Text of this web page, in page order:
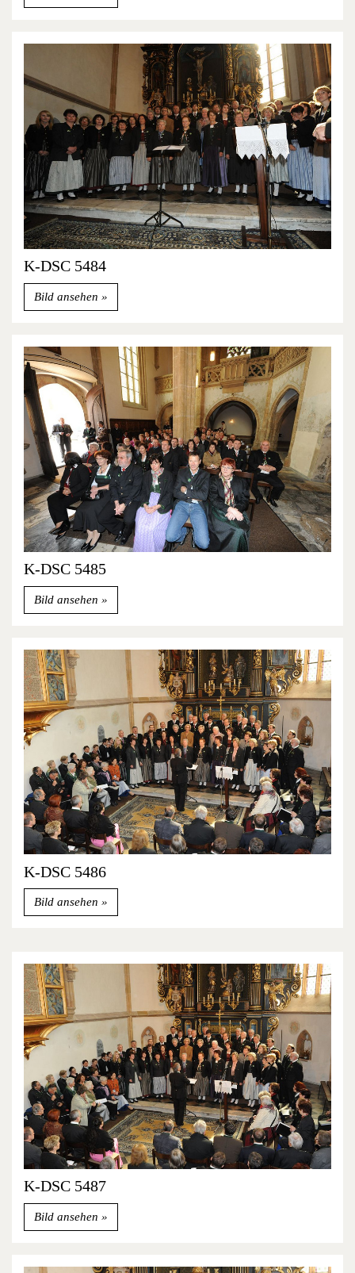
K-DSC 5484
Bild ansehen
K-DSC 5485
Bild ansehen
K-DSC 5486
Bild ansehen
K-DSC 5487
Bild ansehen